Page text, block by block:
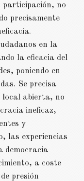
participación, no
precisamente
en la
la eficacia del
poniendo en
Se precisa
local abierta, no
ineficaz,
y
las experiencias
democracia
a coste
presión